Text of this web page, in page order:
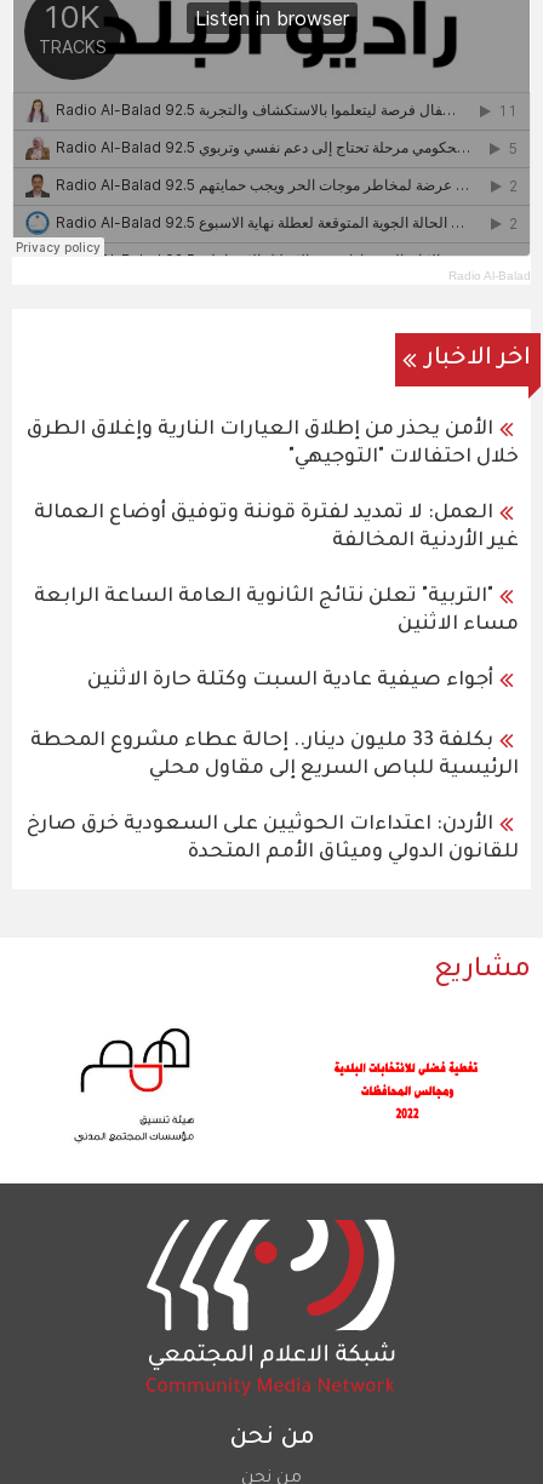
Radio Al-Balad
اخر الاخبار
الأمن يحذر من إطلاق العيارات النارية وإغلاق الطرق
خلال احتفالات "التوجيهي"
العمل: لا تمديد لفترة قوننة وتوفيق أوضاع العمالة
غير الأردنية المخالفة
"التربية" تعلن نتائج الثانوية العامة الساعة الرابعة
مساء الاثنين
أجواء صيفية عادية السبت وكتلة حارة الاثنين
بكلفة 33 مليون دينار.. إحالة عطاء مشروع المحطة
الرئيسية للباص السريع إلى مقاول محلي
الأردن: اعتداءات الحوثيين على السعودية خرق صارخ
للقانون الدولي وميثاق الأمم المتحدة
مشاريع
من نحن
من نحن